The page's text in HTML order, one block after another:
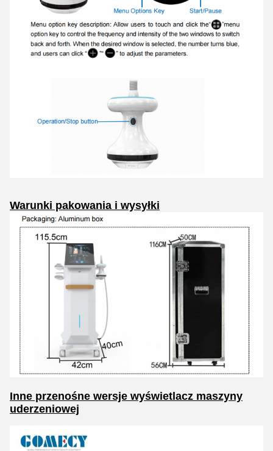
Warunki pakowania i wysyłki
Inne przenośne wersje wyświetlacz maszyny
uderzeniowej